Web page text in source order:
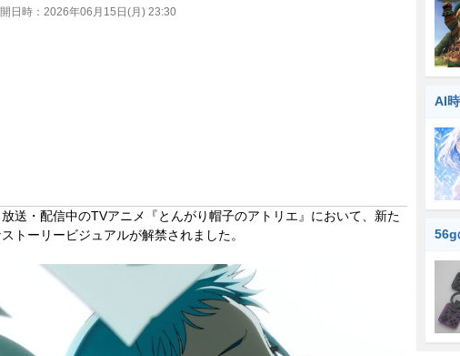
日時： 2026年06月15日(月) 23:30
送・配信中のTVアニメ『とんがり帽子のアトリエ』において、新た
ストーリービジュアルが解禁されました。
AI
56g